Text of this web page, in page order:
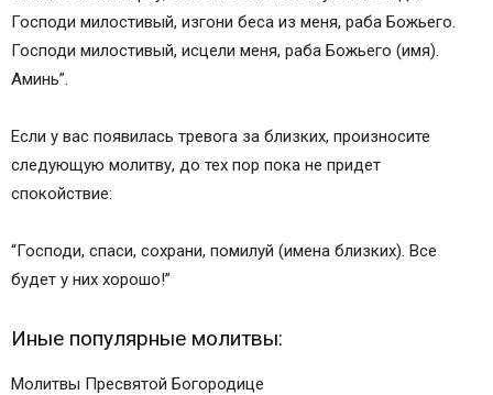
Господи милостивый, изгони беса из меня, раба Божьего.
Господи милостивый, исцели меня, раба Божьего (имя).
Аминь”.
Если у вас появилась тревога за близких, произносите
следующую молитву, до тех пор пока не придет
спокойствие:
“Господи, спаси, сохрани, помилуй (имена близких). Все
будет у них хорошо!”
Иные популярные молитвы:
Молитвы Пресвятой Богородице